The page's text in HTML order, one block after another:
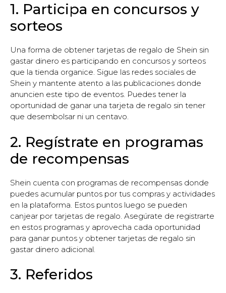
1. Participa en concursos y
sorteos
Una forma de obtener tarjetas de regalo de Shein sin
gastar dinero es participando en concursos y sorteos
que la tienda organice. Sigue las redes sociales de
Shein y mantente atento a las publicaciones donde
anuncien este tipo de eventos. Puedes tener la
oportunidad de ganar una tarjeta de regalo sin tener
que desembolsar ni un centavo.
2. Regístrate en programas
de recompensas
Shein cuenta con programas de recompensas donde
puedes acumular puntos por tus compras y actividades
en la plataforma. Estos puntos luego se pueden
canjear por tarjetas de regalo. Asegúrate de registrarte
en estos programas y aprovecha cada oportunidad
para ganar puntos y obtener tarjetas de regalo sin
gastar dinero adicional.
3. Referidos